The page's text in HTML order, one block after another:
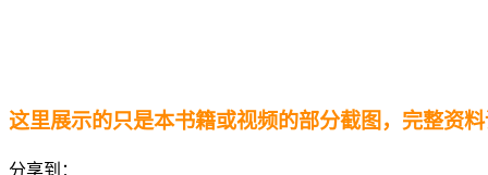
这里展示的只是本书籍或视频的部分截图，完整资料
分享到：